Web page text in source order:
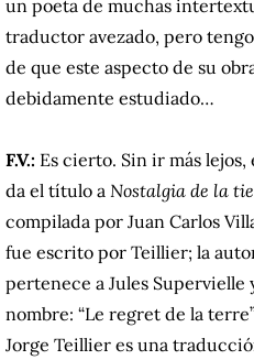
un poeta de muchas
traductor avezado, pero
de que este aspecto de su
debidamente estudiado…
F.V.: Es cierto. Sin ir más lejos,
da el título a Nostalgia de la
compilada por Juan Carlos
fue escrito por Teillier; la
pertenece a Jules Supervielle
nombre: “Le regret de la
Jorge Teillier es una